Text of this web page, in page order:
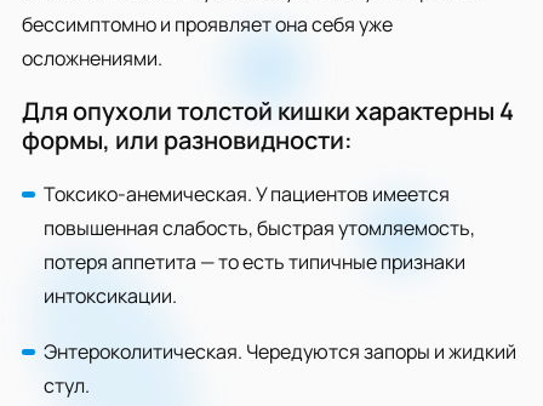
бессимптомно и проявляет она себя уже
осложнениями.
Для опухоли толстой кишки характерны 4
формы, или разновидности:
Токсико-анемическая. У пациентов имеется
повышенная слабость, быстрая утомляемость,
потеря аппетита — то есть типичные признаки
интоксикации.
Энтероколитическая. Чередуются запоры и жидкий
стул.